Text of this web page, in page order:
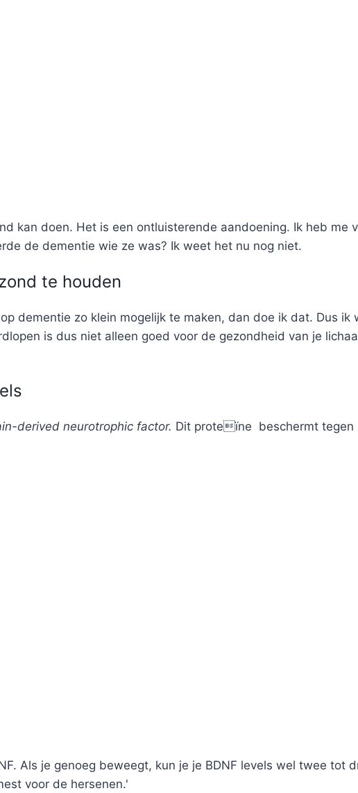
kan doen. Het is een ontluisterende aandoening. Ik heb me
de dementie wie ze was? Ik weet het nu nog niet.
te houden
dementie zo klein mogelijk te maken, dan doe ik dat. Dus
is dus niet alleen goed voor de gezondheid van je
derived neurotrophic factor. Dit proteïne beschermt tegen
Als je genoeg beweegt, kun je je BDNF levels wel twee tot
voor de hersenen.'